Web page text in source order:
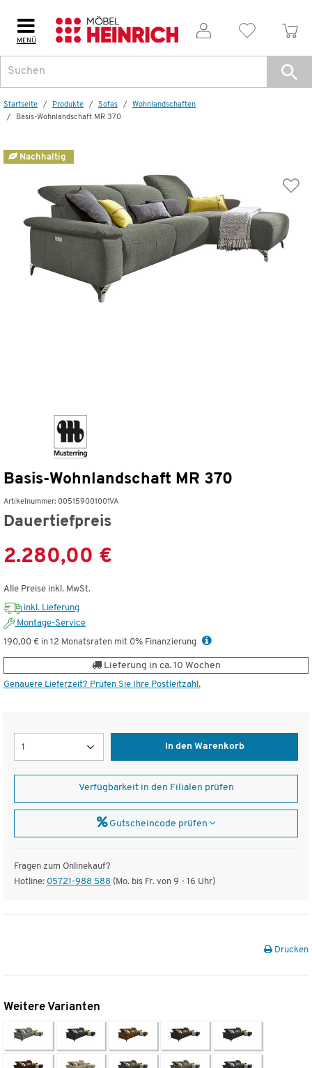
MENÜ
Startseite Produkte Sofas
Wohnlandschaften
Basis-Wohnlandschaft MR 370
Nachhaltig
Basis-Wohnlandschaft MR 370
Artikelnummer: 005159001001VA
Dauertiefpreis
2.280,00 €
Alle Preise inkl. MwSt.
inkl. Lieferung
Montage-Service
190,00 € in 12 Monatsraten mit 0% Finanzierung
Lieferung in ca. 10 Wochen
Genauere Lieferzeit? Prüfen Sie Ihre Postleitzahl.
In den Warenkorb
Weitere Artikel aus der Serie
2.280,00 €
Dauertiefpreis - unschlagbar günstig!
Verfügbarkeit in den Filialen prüfen
Gutscheincode prüfen
Fragen zum Onlinekauf?
Hotline: 05721-988 588 (Mo. bis Fr. von 9 - 16 Uhr)
Drucken
Weitere Varianten